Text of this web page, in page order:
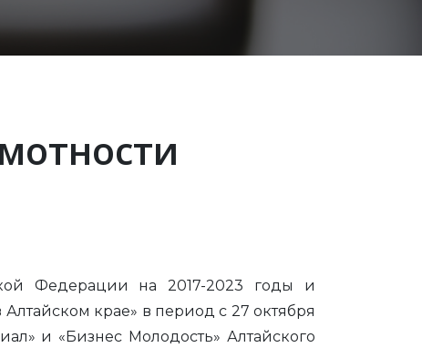
Федерации на 2017-2023 годы и
крае» в период с 27 октября
и «Бизнес Молодость» Алтайского